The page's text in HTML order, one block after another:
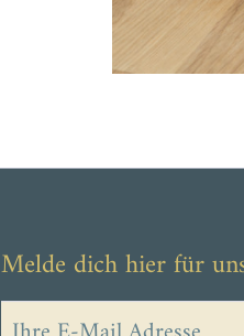
Melde dich hier für